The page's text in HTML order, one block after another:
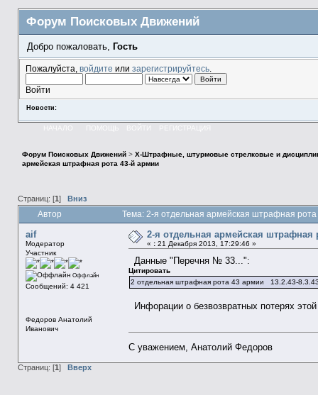
Форум Поисковых Движений
Добро пожаловать, Гость
Пожалуйста, войдите или зарегистрируйтесь.
Войти
Новости:
НАЧАЛО ПОМОЩЬ ВОЙТИ РЕГИСТРАЦИЯ
Форум Поисковых Движений> X-Штрафные, штурмовые стрелковые и
армейская штрафная рота 43-й армии
Страниц: [1 ] Вниз
Автор Тема: 2-я отдельная армейская штрафная
aif
Модератор
Участник
Оффлайн
Сообщений: 4 421
Федоров Анатолий
Иванович
2-я отдельная армейская штрафная
« : 21 Декабря 2013, 17:29:46 »
Данные "Перечня № 33...":
Цитировать
2 отдельная штрафная рота 43 армии 13.2.43-
Инфорации о безвозвратных потерях
С уважением, Анатолий Федоров
Страниц: [1] Вверх